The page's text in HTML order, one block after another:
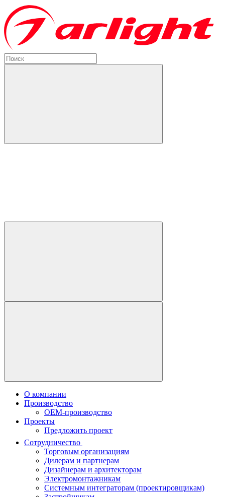
О компании
Производство
OEM-производство
Проекты
Предложить проект
Сотрудничество
Торговым организациям
Дилерам и партнерам
Дизайнерам и архитекторам
Электромонтажникам
Системным интеграторам (проектировщикам)